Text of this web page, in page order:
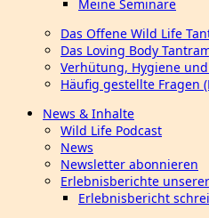
Meine Seminare
Das Offene Wild Life
Das Loving Body
Verhütung, Hygiene
Häufig gestellte Fragen
News & Inhalte
Wild Life Podcast
News
Newsletter abonnieren
Erlebnisberichte
Erlebnisbericht